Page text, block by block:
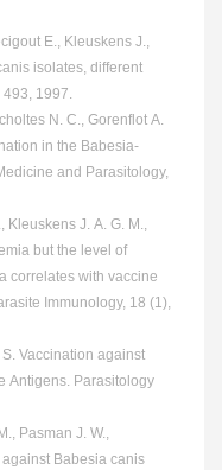
E., Kleuskens J.,
isolates, different
1997.
N. C., Gorenflot A.
in the Babesia-
and Parasitology,
Kleuskens J. A. G. M.,
but the level of
correlates with vaccine
Immunology, 18 (1),
Vaccination against
Antigens. Parasitology
Pasman J. W.,
Babesia canis